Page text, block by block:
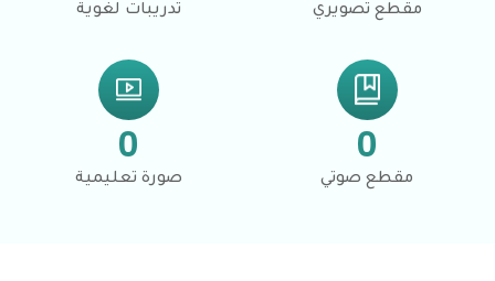
مقطع تصويري تدريبات لغوية
0
مقطع صوتي
0
صورة تعليمية